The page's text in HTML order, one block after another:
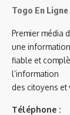
Togo En Ligne
Premier média
une information
fiable et
l’information
des citoyens
Téléphone :